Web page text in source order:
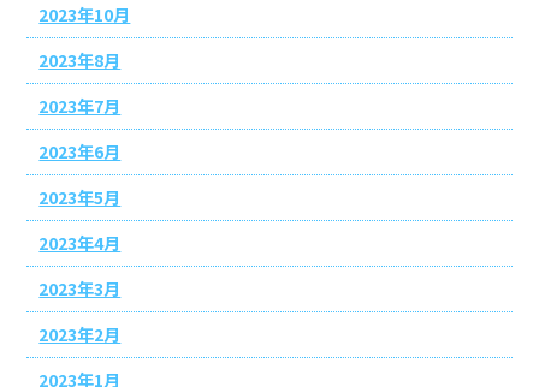
2023年10月
2023年8月
2023年7月
2023年6月
2023年5月
2023年4月
2023年3月
2023年2月
2023年1月